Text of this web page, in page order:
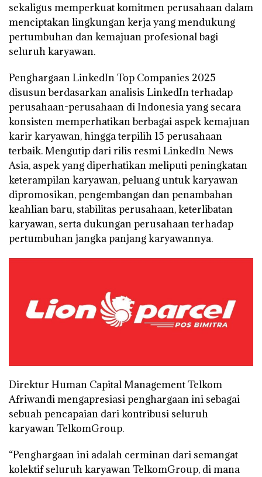
sekaligus memperkuat komitmen perusahaan dalam
menciptakan lingkungan kerja yang mendukung
pertumbuhan dan kemajuan profesional bagi
seluruh karyawan.
Penghargaan LinkedIn Top Companies 2025
disusun berdasarkan analisis LinkedIn terhadap
perusahaan-perusahaan di Indonesia yang secara
konsisten memperhatikan berbagai aspek kemajuan
karir karyawan, hingga terpilih 15 perusahaan
terbaik. Mengutip dari rilis resmi LinkedIn News
Asia, aspek yang diperhatikan meliputi peningkatan
keterampilan karyawan, peluang untuk karyawan
dipromosikan, pengembangan dan penambahan
keahlian baru, stabilitas perusahaan, keterlibatan
karyawan, serta dukungan perusahaan terhadap
pertumbuhan jangka panjang karyawannya.
Direktur Human Capital Management Telkom
Afriwandi mengapresiasi penghargaan ini sebagai
sebuah pencapaian dari kontribusi seluruh
karyawan TelkomGroup.
“Penghargaan ini adalah cerminan dari semangat
kolektif seluruh karyawan TelkomGroup, di mana